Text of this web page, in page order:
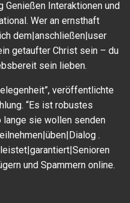
Interaktionen und
Wer an ernsthaft
dem|anschließen|user
getaufter Christ sein – du
sein lieben.
veröffentlichte
“Es ist robustes
sie wollen senden
.
und Spammern online.